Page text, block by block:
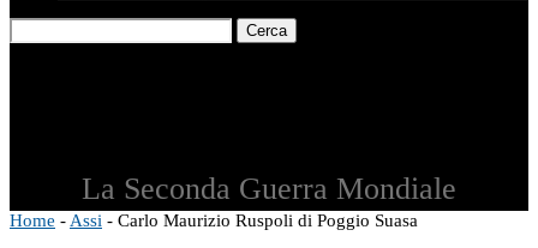
Cerca
La Seconda Guerra Mondiale
Home - Assi - Carlo Maurizio Ruspoli di Poggio Suasa